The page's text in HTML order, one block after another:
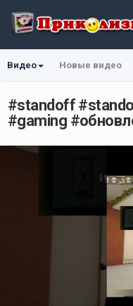
Видео Новые видео
#standoff
#gaming